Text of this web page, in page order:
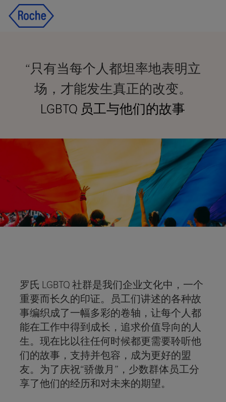
“只有当每个人都坦率地表明立
场，才能发生真正的改变。
LGBTQ 员工与他们的故事
罗氏 LGBTQ 社群是我们企业文化中，一个
重要而长久的印证。员工们讲述的各种故
事编织成了一幅多彩的卷轴，让每个人都
能在工作中得到成长，追求价值导向的人
生。现在比以往任何时候都更需要聆听他
们的故事，支持并包容，成为更好的盟
友。为了庆祝“骄傲月”，少数群体员工分
享了他们的经历和对未来的期望。